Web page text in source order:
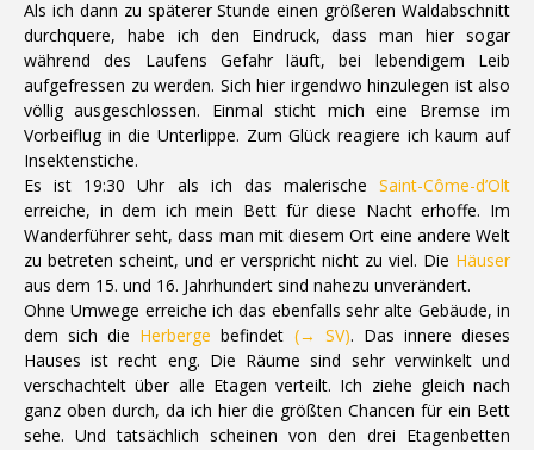
Als ich dann zu späterer Stunde einen größeren Waldabschnitt
durchquere, habe ich den Eindruck, dass man hier sogar
während des Laufens Gefahr läuft, bei lebendigem Leib
aufgefressen zu werden. Sich hier irgendwo hinzulegen ist also
völlig ausgeschlossen. Einmal sticht mich eine Bremse im
Vorbeiflug in die Unterlippe. Zum Glück reagiere ich kaum auf
Insektenstiche.
Es ist 19:30 Uhr als ich das malerische Saint-Côme-d’Olt
erreiche, in dem ich mein Bett für diese Nacht erhoffe. Im
Wanderführer seht, dass man mit diesem Ort eine andere Welt
zu betreten scheint, und er verspricht nicht zu viel. Die Häuser
aus dem 15. und 16. Jahrhundert sind nahezu unverändert.
Ohne Umwege erreiche ich das ebenfalls sehr alte Gebäude, in
dem sich die Herberge befindet (→ SV). Das innere dieses
Hauses ist recht eng. Die Räume sind sehr verwinkelt und
verschachtelt über alle Etagen verteilt. Ich ziehe gleich nach
ganz oben durch, da ich hier die größten Chancen für ein Bett
sehe. Und tatsächlich scheinen von den drei Etagenbetten